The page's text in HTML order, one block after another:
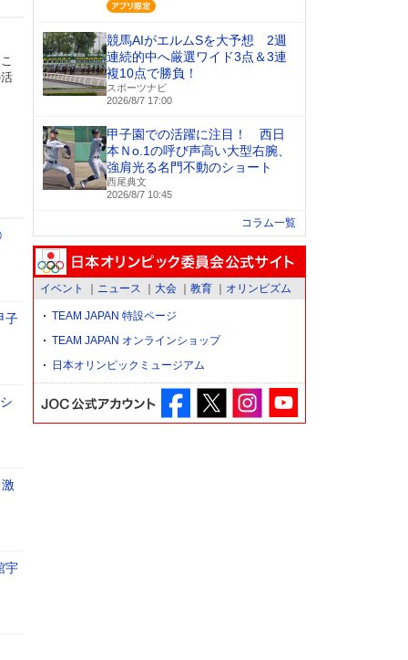
子
宇
競馬AIがエルムSを大予想 2週
連続的中へ厳選ワイド3点＆3連
複10点で勝負！
スポーツナビ
2026/8/7 17:00
甲子園での活躍に注目！ 西日
本Ｎo.1の呼び声高い大型右腕、
強肩光る名門不動のショート
西尾典文
2026/8/7 10:45
コラム一覧
イベント ニュース 大会 教育 オリンピズム
TEAM JAPAN 特設ページ
TEAM JAPAN オンラインショップ
日本オリンピックミュージアム